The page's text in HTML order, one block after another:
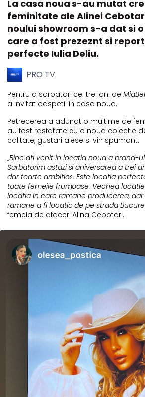
La casa noua s-au mutat
feminitate ale Alinei
noului showroom s-a dat si
care a fost prezeznt si
perfecte Iulia Deliu.
PRO TV
Pentru a sarbatori cei trei ani de
a invitat oaspetii in casa noua.
Petrecerea a adunat o multime de
au fost rasfatate cu o noua colectie
calitate, gustari alese si vin spumant.
„Bine ati venit in locatia noua a brand-
Sarbatorim astazi si aniversarea a trei
dar foarte ambitios. Este locatia
toate femeile frumoase. Vechea
locatia in care ramane producerea,
ramane a fi locatia de pe strada
femeia de afaceri Alina Cebotari.